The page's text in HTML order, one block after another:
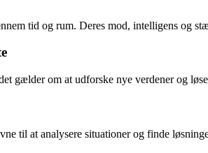
tid og rum. Deres mod, intelligens og
gælder om at udforske nye verdener og
til at analysere situationer og finde